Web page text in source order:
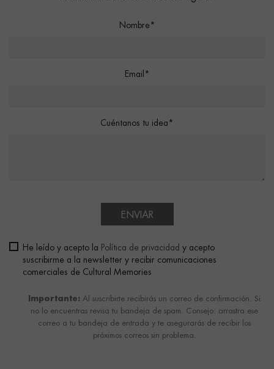
Nombre*
Email*
Cuéntanos tu idea*
ENVIAR
He leído y acepto la Política de privacidad y acepto
suscribirme a la newsletter y recibir comunicaciones
comerciales de Cultural Memories
Importante: Al suscribirte recibirás un correo de confirmación. Si
no lo encuentras revisa tu bandeja de spam. Consejo: arrastra ese
correo a tu bandeja de entrada y te asegurarás de recibir los
próximos correos sin problema.